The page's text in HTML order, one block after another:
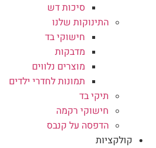
סיכות דש
התינוקות שלנו
חישוקי בד
מדבקות
מוצרים נלווים
תמונות לחדרי ילדים
תיקי בד
חישוקי רקמה
הדפסה על קנבס
קולקציות